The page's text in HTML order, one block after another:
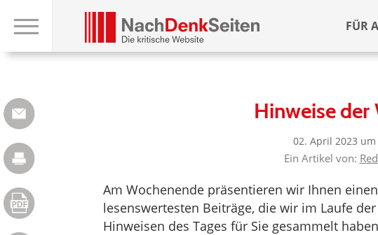
FÜR
Hinweise der
02. April 2023 um
Ein Artikel von:
Am Wochenende präsentieren wir Ihnen
lesenswertesten Beiträge, die wir im Laufe
Hinweisen des Tages für Sie gesammelt